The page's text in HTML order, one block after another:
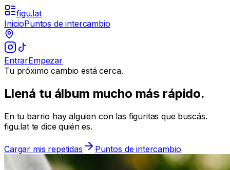
figu.lat
InicioPuntos de intercambio
EntrarEmpezar
Tu próximo cambio está cerca.
Llená tu álbum mucho más rápido.
En tu barrio hay alguien con las figuritas que buscás.
figu.latte dice quién es.
Cargar mis repetidas Puntos de intercambio